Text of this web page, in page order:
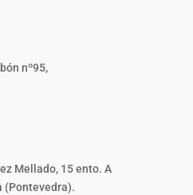
nº95,
Mellado, 15 ento. A
(Pontevedra).